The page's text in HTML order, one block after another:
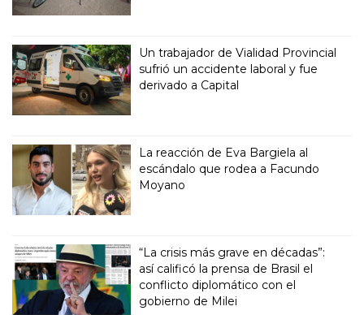
Un trabajador de Vialidad Provincial
sufrió un accidente laboral y fue
derivado a Capital
La reacción de Eva Bargiela al
escándalo que rodea a Facundo
Moyano
“La crisis más grave en décadas”:
así calificó la prensa de Brasil el
conflicto diplomático con el
gobierno de Milei